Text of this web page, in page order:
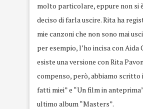
molto particolare, eppure non si
deciso di farla uscire. Rita ha
mie canzoni che non sono mai
per esempio, l’ho incisa con Aida
esiste una versione con Rita
compenso, però, abbiamo scritto
fatti miei” e “Un film in
ultimo album “Masters”.